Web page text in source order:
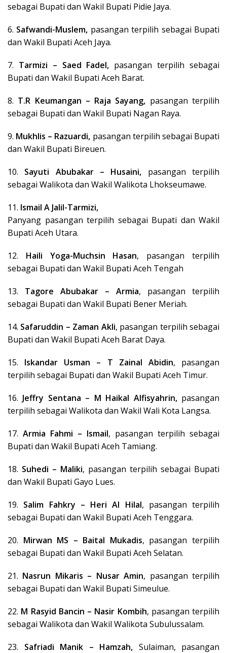
sebagai Bupati dan Wakil Bupati Pidie Jaya.
6. Safwandi-Muslem, pasangan terpilih sebagai Bupati
dan Wakil Bupati Aceh Jaya.
7. Tarmizi – Saed Fadel, pasangan terpilih sebagai
Bupati dan Wakil Bupati Aceh Barat.
8. T.R Keumangan – Raja Sayang, pasangan terpilih
sebagai Bupati dan Wakil Bupati Nagan Raya.
9. Mukhlis – Razuardi, pasangan terpilih sebagai Bupati
dan Wakil Bupati Bireuen.
10. Sayuti Abubakar – Husaini, pasangan terpilih
sebagai Walikota dan Wakil Walikota Lhokseumawe.
11. Ismail A Jalil-Tarmizi,
Panyang pasangan terpilih sebagai Bupati dan Wakil
Bupati Aceh Utara.
12. Haili Yoga-Muchsin Hasan, pasangan terpilih
sebagai Bupati dan Wakil Bupati Aceh Tengah
13. Tagore Abubakar – Armia, pasangan terpilih
sebagai Bupati dan Wakil Bupati Bener Meriah.
14. Safaruddin – Zaman Akli, pasangan terpilih sebagai
Bupati dan Wakil Bupati Aceh Barat Daya.
15. Iskandar Usman – T Zainal Abidin, pasangan
terpilih sebagai Bupati dan Wakil Bupati Aceh Timur.
16. Jeffry Sentana – M Haikal Alfisyahrin, pasangan
terpilih sebagai Walikota dan Wakil Wali Kota Langsa.
17. Armia Fahmi – Ismail, pasangan terpilih sebagai
Bupati dan Wakil Bupati Aceh Tamiang.
18. Suhedi – Maliki, pasangan terpilih sebagai Bupati
dan Wakil Bupati Gayo Lues.
19. Salim Fahkry – Heri Al Hilal, pasangan terpilih
sebagai Bupati dan Wakil Bupati Aceh Tenggara.
20. Mirwan MS – Baital Mukadis, pasangan terpilih
sebagai Bupati dan Wakil Bupati Aceh Selatan.
21. Nasrun Mikaris – Nusar Amin, pasangan terpilih
sebagai Bupati dan Wakil Bupati Simeulue.
22. M Rasyid Bancin – Nasir Kombih, pasangan terpilih
sebagai Walikota dan Wakil Walikota Subulussalam.
23. Safriadi Manik – Hamzah, Sulaiman, pasangan